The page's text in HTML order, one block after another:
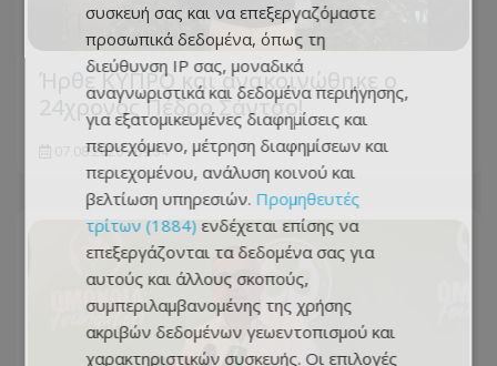
Ήρθε ΚΥΠΡΟ και ανακοινώθηκε ο
24χρονος Πέδρο Σάντσο!
07.08.2026 - 09:34
συσκευή σας και να επεξεργαζόμαστε
προσωπικά δεδομένα, όπως τη
διεύθυνση IP σας, μοναδικά
αναγνωριστικά και δεδομένα περιήγησης,
για εξατομικευμένες διαφημίσεις και
περιεχόμενο, μέτρηση διαφημίσεων και
περιεχομένου, ανάλυση κοινού και
βελτίωση υπηρεσιών. Προμηθευτές
τρίτων (1884) ενδέχεται επίσης να
επεξεργάζονται τα δεδομένα σας για
αυτούς και άλλους σκοπούς,
συμπεριλαμβανομένης της χρήσης
ακριβών δεδομένων γεωεντοπισμού και
χαρακτηριστικών συσκευής. Οι επιλογές